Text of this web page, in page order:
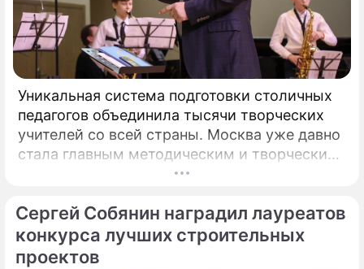
Уникальная система подготовки столичных
педагогов объединила тысячи творческих
учителей со всей страны. Москва уже давно
стала главным методическим и творческим
центром России, где рождаются самые
талантов.
Сергей Собянин наградил лауреатов
конкурса лучших строительных
проектов